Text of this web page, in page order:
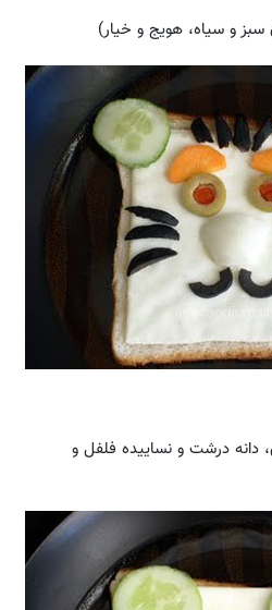
و سیاه، هویج و خیار)
دانه درشت و نساییده فلفل و